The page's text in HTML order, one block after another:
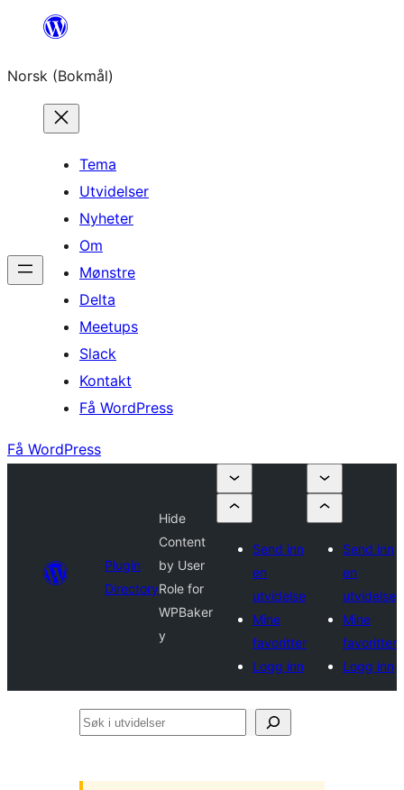
Hopp
innhold
Norsk (Bokmål)
Tema
Utvidelser
Nyheter
Om
Mønstre
Delta
Meetups
Slack
Kontakt
Få WordPress
Få WordPress
Plugin
Directory
Hide
Content
by User
Role for
WPBaker
y
Send inn
en
utvidelse
Mine
favoritter
Logg inn
Send inn
en
utvidelse
Mine
favoritter
Logg inn
Søk